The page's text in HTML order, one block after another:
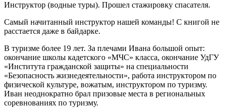
Инструктор (водные туры). Прошел стажировку спасателя.
Самый начитанный инструктор нашей команды! С книгой не
расстается даже в байдарке.
В туризме более 19 лет. За плечами Ивана большой опыт:
окончание школы кадетского «МЧС» класса, окончание УдГУ
«Института гражданской защиты» на специальности
«Безопасность жизнедеятельности», работа инструктором по
физической культуре, вожатым, инструктором по туризму.
Иван неоднократно брал призовые места в региональных
соревнованиях по туризму.